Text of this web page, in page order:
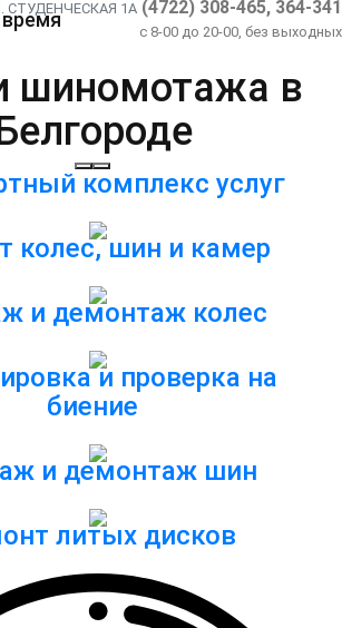
СТУДЕНЧЕСКАЯ 1А (4722) 308-465, 364-341
c 8-00 до 20-00, без выходных
шиномотажа в
комплекс услуг
колес, шин и камер
и демонтаж колес
и проверка на
биение
и демонтаж шин
литых дисков